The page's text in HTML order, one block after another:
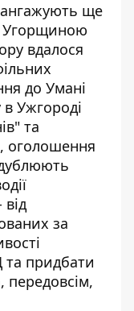
ангажують ще
Угорщиною
вдалося
до Умані
в Ужгороді
та
оголошення
за
та придбати
передовсім,